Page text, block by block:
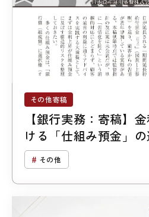
その他寄稿
【銀行実務：寄稿】
ける「仕組み預金」
ス その他